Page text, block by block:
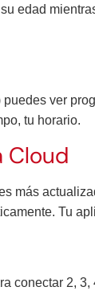
edad
ver
tu horario.
Cloud
más
Tu
conectar 2,